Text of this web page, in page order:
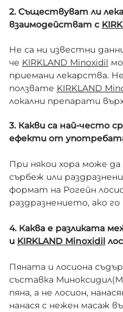
2. Съществуват ли
взаимодействат с
Не са ни известни
че KIRKLAND Minoxidil
приемани лекарства.
ползвате KIRKLAND
локални препарати
3. Какви са най-често
ефекти от
При някои хора може
сърбеж или
формат на Рогейн
раздразнението, ако го
4. Каква е разликата
и KIRKLAND Minoxidil
Пяната и лосиона
съставка
пяна, а не лосион,
нанася с нежен масаж